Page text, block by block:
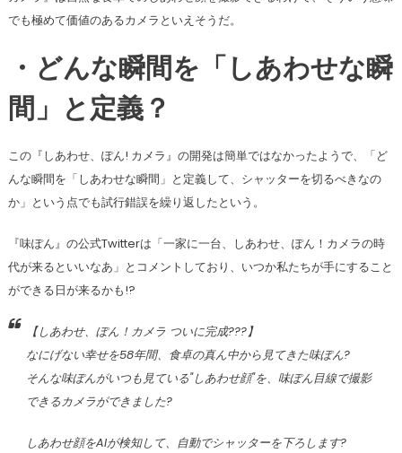
でも極めて価値のあるカメラといえそうだ。
・どんな瞬間を「しあわせな瞬
間」と定義？
この『しあわせ、ぽん! カメラ』の開発は簡単ではなかったようで、「ど
んな瞬間を「しあわせな瞬間」と定義して、シャッターを切るべきなの
か」という点でも試行錯誤を繰り返したという。
『味ぽん』の公式Twitterは「一家に一台、しあわせ、ぽん！カメラの時
代が来るといいなあ」とコメントしており、いつか私たちが手にすること
ができる日が来るかも!?
【しあわせ、ぽん！カメラ ついに完成???】
なにげない幸せを58年間、食卓の真ん中から見てきた味ぽん?
そんな味ぽんがいつも見ている"しあわせ顔"を、味ぽん目線で撮影
できるカメラができました?
しあわせ顔をAIが検知して、自動でシャッターを下ろします?